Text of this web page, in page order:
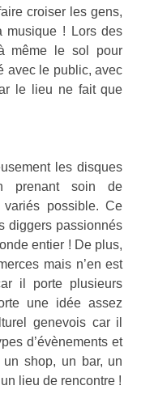
croiser les gens,
musique ! Lors des
même le sol pour
avec le public, avec
le lieu ne fait que
les disques
prenant soin de
possible. Ce
diggers passionnés
entier ! De plus,
mais n’en est
il porte plusieurs
une idée assez
genevois car il
d’évènements et
shop, un bar, un
lieu de rencontre !